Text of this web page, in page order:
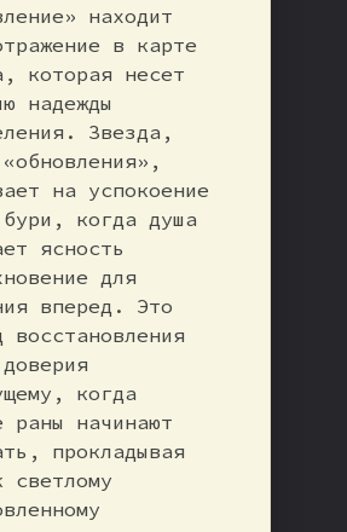
находит
в карте
которая несет
надежды
Звезда,
на успокоение
когда душа
ясность
для
вперед. Это
восстановления
когда
раны начинают
прокладывая
светлому